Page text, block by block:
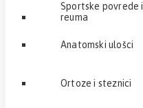
Sportske povrede i
reuma
Anatomski ulošci
Ortoze i steznici